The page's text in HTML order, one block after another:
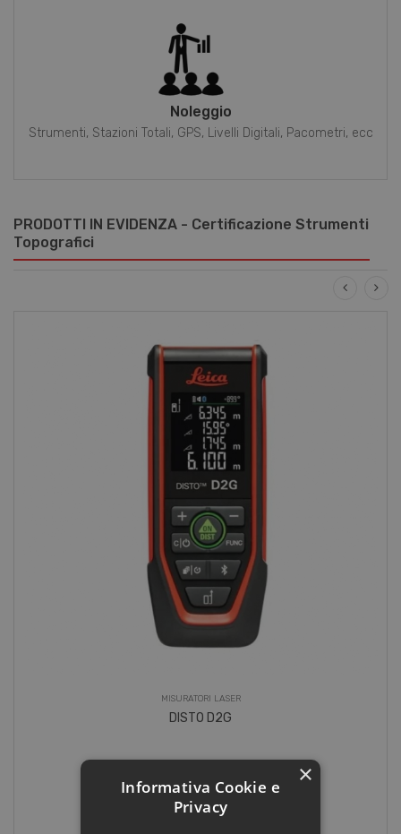
Noleggio
Strumenti, Stazioni Totali, GPS, Livelli Digitali, Pacometri, ecc
PRODOTTI IN EVIDENZA - Certificazione Strumenti
Topografici
MISURATORI LASER
DISTO D2G
×
Informativa Cookie e
Privacy